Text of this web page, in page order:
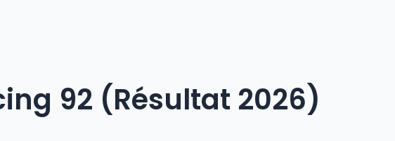
92 (Résultat 2026)